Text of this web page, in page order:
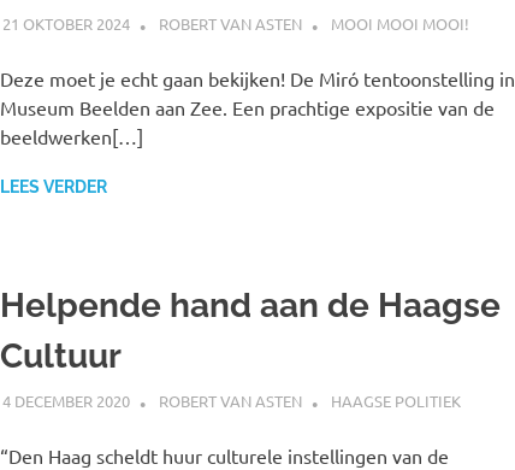
21 OKTOBER 2024 ROBERT VAN ASTEN MOOI MOOI MOOI!
Deze moet je echt gaan bekijken! De Miró tentoonstelling in
Museum Beelden aan Zee. Een prachtige expositie van de
beeldwerken[…]
LEES VERDER
Helpende hand aan de Haagse
Cultuur
4 DECEMBER 2020 ROBERT VAN ASTEN HAAGSE POLITIEK
“Den Haag scheldt huur culturele instellingen van de